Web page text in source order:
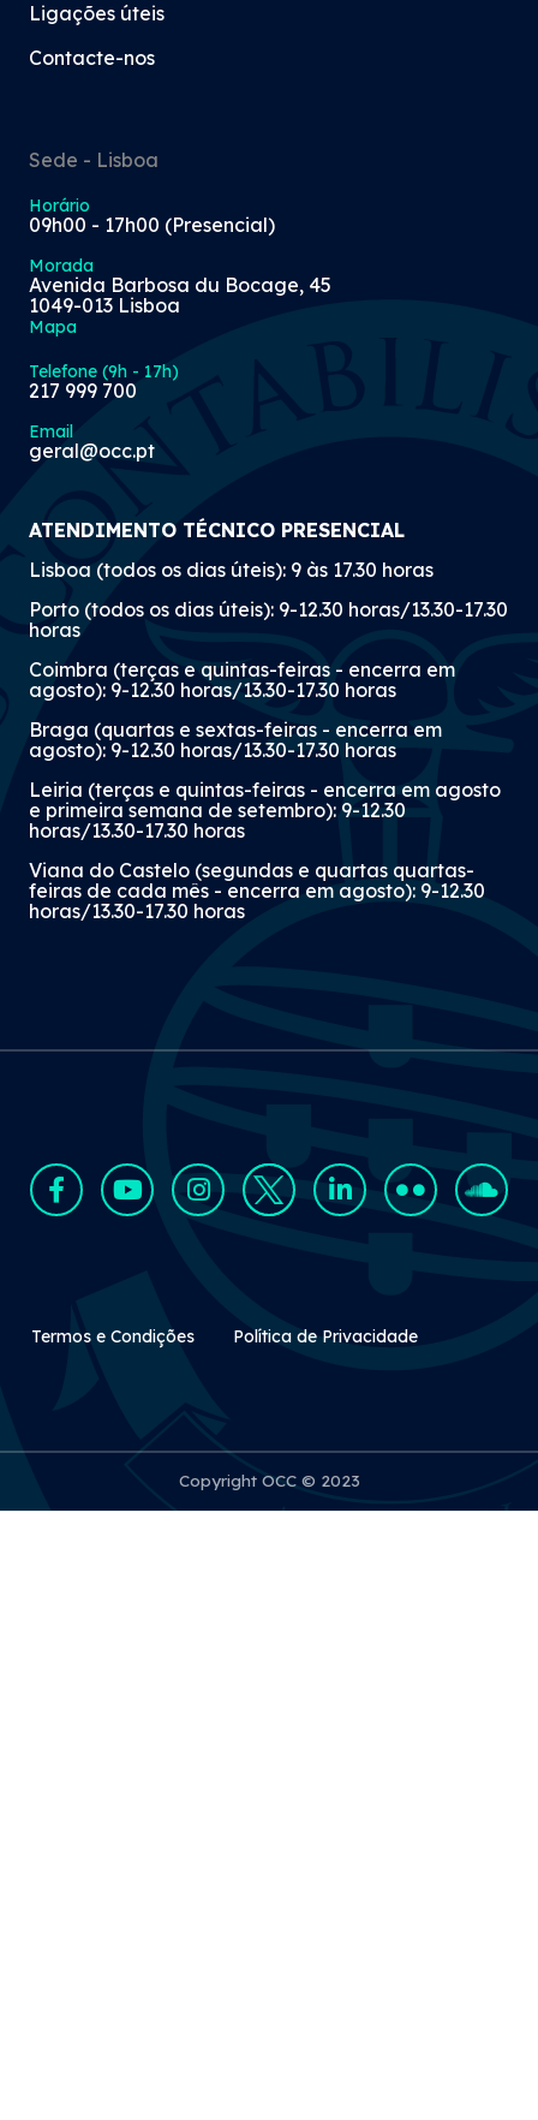
Ligações úteis
Contacte-nos
Sede - Lisboa
Horário
09h00 - 17h00 (Presencial)
Morada
Avenida Barbosa du Bocage, 45
1049-013 Lisboa
Mapa
Telefone (9h - 17h)
217 999 700
Email
geral@occ.pt
ATENDIMENTO TÉCNICO PRESENCIAL
Lisboa (todos os dias úteis): 9 às 17.30 horas
Porto (todos os dias úteis): 9-12.30 horas/13.30-17.30
horas
Coimbra (terças e quintas-feiras - encerra em
agosto): 9-12.30 horas/13.30-17.30 horas
Braga (quartas e sextas-feiras - encerra em
agosto): 9-12.30 horas/13.30-17.30 horas
Leiria (terças e quintas-feiras - encerra em agosto
e primeira semana de setembro): 9-12.30
horas/13.30-17.30 horas
Viana do Castelo (segundas e quartas quartas-
feiras de cada mês - encerra em agosto): 9-12.30
horas/13.30-17.30 horas
Rodapé Secundário
Termos e Condições Política de Privacidade
Copyright OCC © 2023